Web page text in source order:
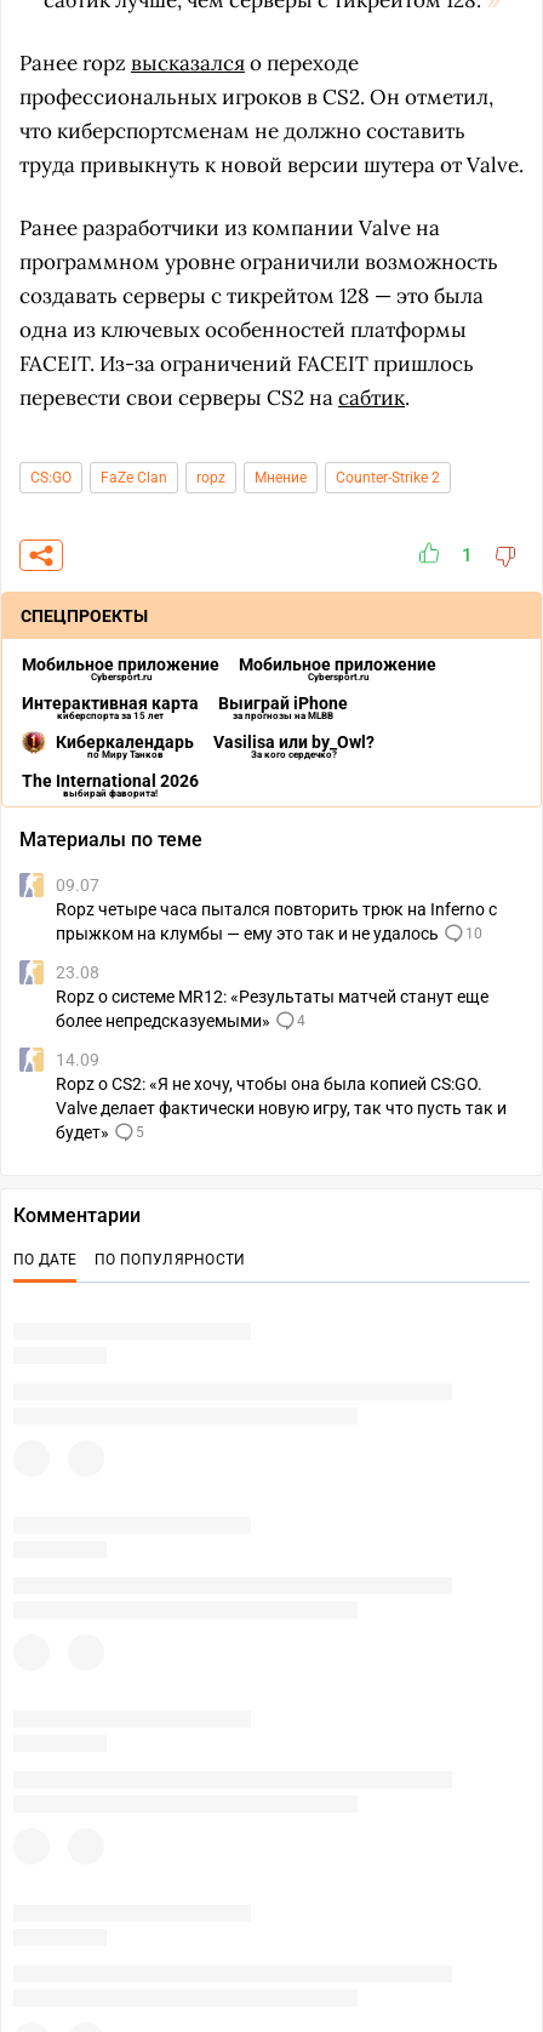
Ранее ropz высказалсяо переходе
профессиональных игроков в CS2. Он отметил,
что киберспортсменам не должно составить
труда привыкнуть к новой версии шутера от Valve.
Ранее разработчики из компании Valve на
программном уровне ограничили возможность
создавать серверы с тикрейтом 128 — это была
одна из ключевых особенностей платформы
FACEIT. Из-за ограничений FACEIT пришлось
перевести свои серверы CS2 насабтик.
CS:GO FaZe Clan ropz Мнение Counter-Strike 2
1
СПЕЦПРОЕКТЫ
Мобильное приложение
Cybersport.ru
Мобильное приложение
Cybersport.ru
Интерактивная карта
киберспорта за 15 лет
Выиграй iPhone
за прогнозы на MLBB
Киберкалендарь
по Миру Танков
Vasilisa или by_Owl?
За кого сердечко?
The International 2026
выбирай фаворита!
Материалы по теме
09.07
Ropz четыре часа пытался повторить трюк на Inferno с
прыжком на клумбы — ему это так и не удалось
10
23.08
Ropz о системе MR12: «Результаты матчей станут еще
более непредсказуемыми»
4
14.09
Ropz о CS2: «Я не хочу, чтобы она была копией CS:GO.
Valve делает фактически новую игру, так что пусть так и
будет»
5
Комментарии
ПО ДАТЕ ПО ПОПУЛЯРНОСТИ